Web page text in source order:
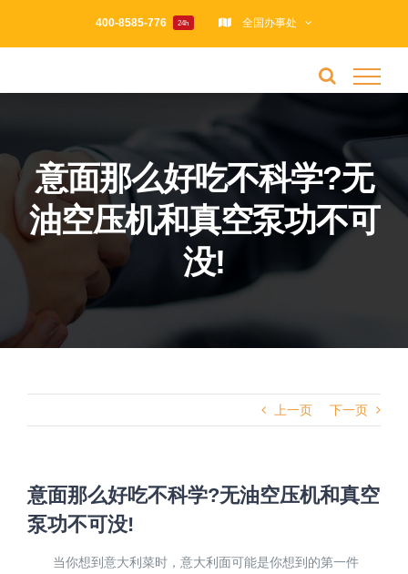
400-8585-776 24h 全国办事处
意面那么好吃不科学?无
油空压机和真空泵功不可
没!
上一页 下一页
意面那么好吃不科学?无油空压机和真空
泵功不可没!
当你想到意大利菜时，意大利面可能是你想到的第一件